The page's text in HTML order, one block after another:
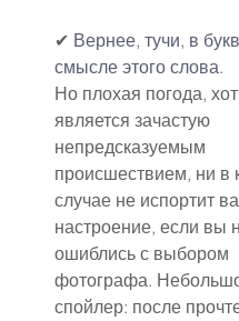
✔ Вернее, тучи, в
смысле этого слова.
Но плохая погода,
является зачастую
непредсказуемым
происшествием, ни в
случае не испортит
настроение, если вы
ошиблись с выбором
фотографа.
спойлер: после